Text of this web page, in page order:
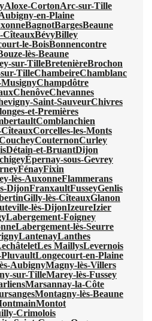
Aloxe-CortonArc-sur-Tille
en-Plaine
BagnotBargesBeaune
CîteauxBévyBilley
le-BoisBonnencontre
lès-Beaune
sur-TilleBretenièreBrochon
sur-TilleChambeireChamblanc
Champdôtre
ChenôveChevannes
Saint-SauveurChivres
et-Premières
Comblanchien
CîteauxCorcelles-les-Monts
CouternonCurley
Détain-et-BruantDijon
Épernay-sous-Gevrey
FénayFixin
lès-AuxonneFlammerans
DijonFranxaultFusseyGenlis
Gilly-lès-CîteauxGlanon
lès-DijonIzeureIzier
Labergement-Foigney
Labergement-lès-Seurre
LantenayLanthes
Les MaillysLevernois
Longecourt-en-Plaine
AubignyMagny-lès-Villers
sur-TilleMarey-lès-Fussey
Marsannay-la-Côte
Montagny-lès-Beaune
Montot
Crimolois